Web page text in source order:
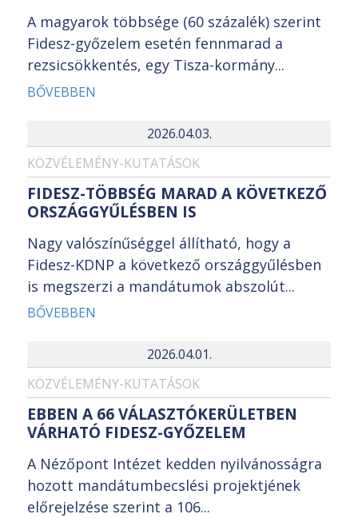
A magyarok többsége (60 százalék) szerint
Fidesz-győzelem esetén fennmarad a
rezsicsökkentés, egy Tisza-kormány...
BŐVEBBEN
2026.04.03.
KÖZVÉLEMÉNY-KUTATÁSOK
FIDESZ-TÖBBSÉG MARAD A KÖVETKEZŐ
ORSZÁGGYŰLÉSBEN IS
Nagy valószínűséggel állítható, hogy a
Fidesz-KDNP a következő országgyűlésben
is megszerzi a mandátumok abszolút...
BŐVEBBEN
2026.04.01.
KÖZVÉLEMÉNY-KUTATÁSOK
EBBEN A 66 VÁLASZTÓKERÜLETBEN
VÁRHATÓ FIDESZ-GYŐZELEM
A Nézőpont Intézet kedden nyilvánosságra
hozott mandátumbecslési projektjének
előrejelzése szerint a 106...